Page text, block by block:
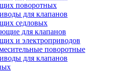
поворотных
для клапанов
седловых
для клапанов
и электроприводов
поворотные
для клапанов